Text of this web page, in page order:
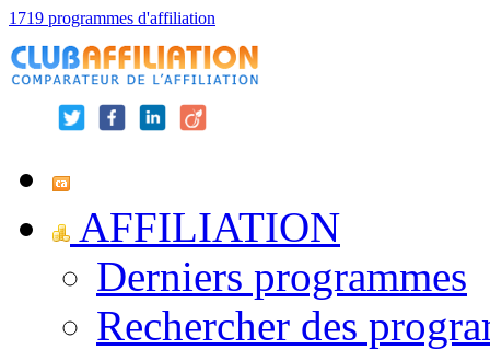
1719 programmes d'affiliation
AFFILIATION
Derniers programmes
Rechercher des